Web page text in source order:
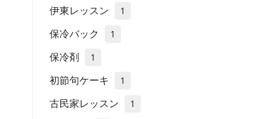
伊東レッスン 1
保冷バック 1
保冷剤 1
初節句ケーキ 1
古民家レッスン 1